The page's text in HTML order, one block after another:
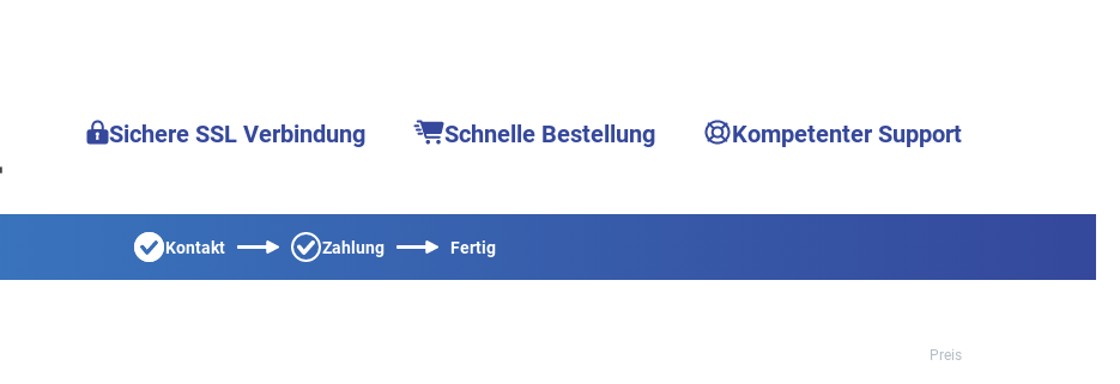
Sichere SSL Verbindung Schnelle Bestellung Kompetenter Support
Kontakt Zahlung Fertig
Preis